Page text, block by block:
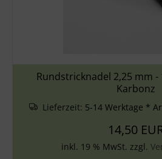
Rundstricknadel 2,25 mm -
Karbonz
Lieferzeit: 5-14 Werktage *
14,50
inkl. 19 % MwSt. zzgl.